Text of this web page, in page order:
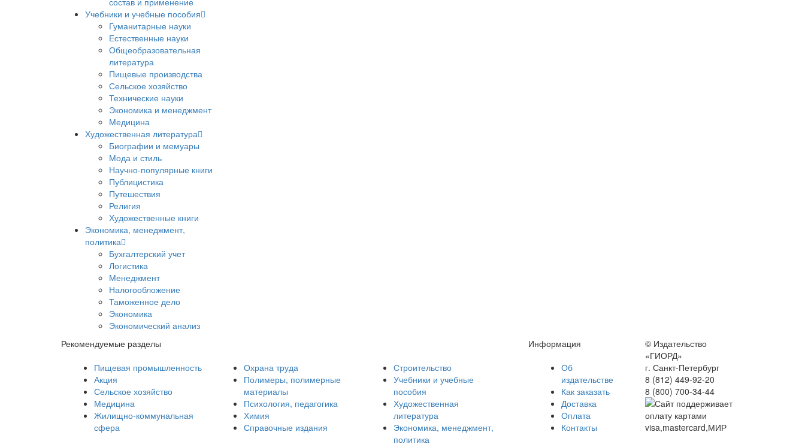
Учебники и учебные пособия
Гуманитарные науки
Естественные науки
Общеобразовательная
литература
Пищевые производства
Сельское хозяйство
Технические науки
Экономика и менеджмент
Медицина
Художественная литература
Биографии и мемуары
Мода и стиль
Научно-популярные книги
Публицистика
Путешествия
Религия
Художественные книги
Экономика, менеджмент,
политика
Бухгалтерский учет
Логистика
Менеджмент
Налогообложение
Таможенное дело
Экономика
Экономический анализ
Рекомендуемые разделы Информация
© Издательство
«ГИОРД»
Пищевая промышленность
Акция
Сельское хозяйство
Медицина
Жилищно-коммунальная
сфера
Охрана труда
Полимеры, полимерные
материалы
Психология, педагогика
Химия
Справочные издания
Строительство
Учебники и учебные
пособия
Художественная
литература
Экономика, менеджмент,
политика
Об
издательстве
Как заказать
Доставка
Оплата
Контакты
г. Санкт-Петербург
8 (812) 449-92-20
8 (800) 700-34-44